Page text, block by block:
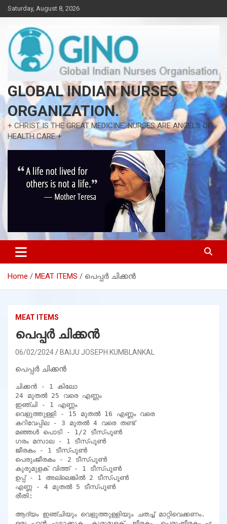
Skip
to
content
Saturday, August 8, 2026
GLOBAL INDIAN NURSES
ORGANIZATION.
+ CHRIST IS THE GREAT MEDICINE, NURSES ARE ANGELS OF
HEALTH CARE +
Home MEAT ITEMS പെപ്പർ ചിക്കൻ
MEAT ITEMS
പെപ്പർ ചിക്കൻ
06/02/2024 BAIJU JOSEPH KUMBLANKAL
പെപ്പർ ചിക്കൻ
ചിക്കൻ - 1 കിലോ
24 മുതൽ 25 വരെ എണ്ണം
ഇഞ്ചി - 1 എണ്ണം
വെളുത്തുള്ളി - 15 മുതൽ 16 എണ്ണം വരെ
കറിവേപ്പില - 3 മുതൽ 4 വരെ തണ്ട്
മഞ്ഞൾ പൊടി - 1/2 ടീസ്പൂൺ
ഗരം മസാല - 1 ടീസ്പൂൺ
ജീരകം - 1 ടീസ്പൂൺ
പെരുംജീരകം - 2 ടീസ്പൂൺ
കുരുമുളക് വിത്ത് - 1 ടീസ്പൂൺ
ഉപ്പ് - 1 അല്ലെങ്കിൽ 2 ടീസ്പൂൺ
എണ്ണ - 4 മുതൽ 5 ടീസ്പൂൺ
രീതി:
ആദ്യം ഇഞ്ചിയും വെളുത്തുള്ളിയും ചതച്ച് മാറ്റിവെക്കണം.